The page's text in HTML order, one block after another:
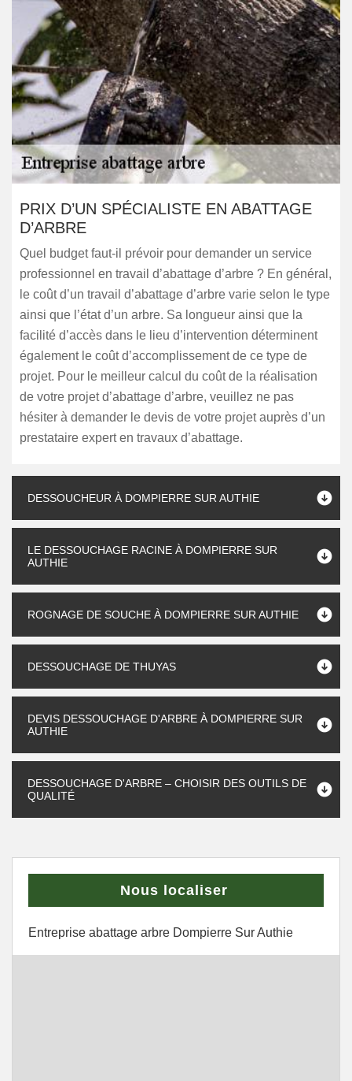
PRIX D’UN SPÉCIALISTE EN ABATTAGE
D’ARBRE
Quel budget faut-il prévoir pour demander un service
professionnel en travail d’abattage d’arbre ? En général,
le coût d’un travail d’abattage d’arbre varie selon le type
ainsi que l’état d’un arbre. Sa longueur ainsi que la
facilité d’accès dans le lieu d’intervention déterminent
également le coût d’accomplissement de ce type de
projet. Pour le meilleur calcul du coût de la réalisation
de votre projet d’abattage d’arbre, veuillez ne pas
hésiter à demander le devis de votre projet auprès d’un
prestataire expert en travaux d’abattage.
DESSOUCHEUR À DOMPIERRE SUR AUTHIE
LE DESSOUCHAGE RACINE À DOMPIERRE SUR
AUTHIE
ROGNAGE DE SOUCHE À DOMPIERRE SUR AUTHIE
DESSOUCHAGE DE THUYAS
DEVIS DESSOUCHAGE D'ARBRE À DOMPIERRE SUR
AUTHIE
DESSOUCHAGE D'ARBRE – CHOISIR DES OUTILS DE
QUALITÉ
Nous localiser
Entreprise abattage arbre Dompierre Sur Authie